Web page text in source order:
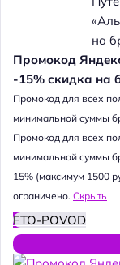
Промокод
-15% скидка на
Промокод для всех
минимальной суммы
Промокод для всех
минимальной суммы
15% (максимум 1500
ограничено. Скрыть
ETO-POVOD